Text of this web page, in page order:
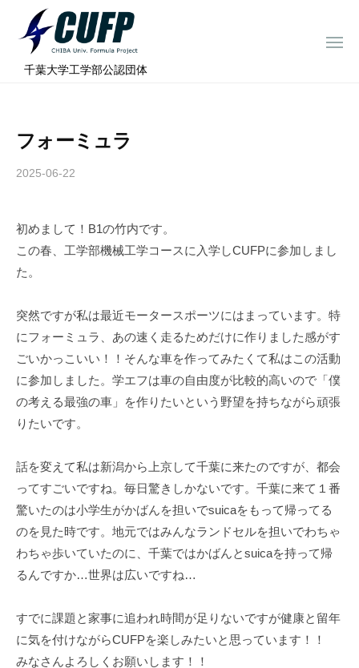
千
学
ォ
ミ
ュ
ラ
ロ
ジ
ェ
ク
ト
⠀千葉大学工学部公認団体
メ
フォーミュラ
2025-06-22
h
i
-
r
m
u
初めまして！B1の竹内です。
この春、工学部機械工学コースに入学しCUFPに参加しまし
た。
突然ですが私は最近モータースポーツにはまっています。特
にフォーミュラ、あの速く走るためだけに作りました感がす
ごいかっこいい！！そんな車を作ってみたくて私はこの活動
に参加しました。学エフは車の自由度が比較的高いので「僕
の考える最強の車」を作りたいという野望を持ちながら頑張
りたいです。
話を変えて私は新潟から上京して千葉に来たのですが、都会
ってすごいですね。毎日驚きしかないです。千葉に来て１番
驚いたのは小学生がかばんを担いでsuicaをもって帰ってる
のを見た時です。地元ではみんなランドセルを担いでわちゃ
わちゃ歩いていたのに、千葉ではかばんとsuicaを持って帰
るんですか…世界は広いですね…
すでに課題と家事に追われ時間が足りないですが健康と留年
に気を付けながらCUFPを楽しみたいと思っています！！
みなさんよろしくお願いします！！
ミ
ラ
ェ
ト